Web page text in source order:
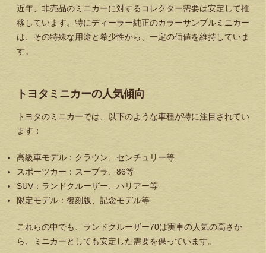
近年、非売品のミニカーに対するコレクター需要は安定して推
移しています。特にディーラー純正のカラーサンプルミニカー
は、その特殊な用途と希少性から、一定の価値を維持していま
す。
トヨタミニカーの人気傾向
トヨタのミニカーでは、以下のような車種が特に注目されてい
ます：
高級車モデル ：クラウン、センチュリー等
スポーツカー ：スープラ、86等
SUV：ランドクルーザー、ハリアー等
限定モデル ：復刻版、記念モデル等
これらの中でも、ランドクルーザー70は実車の人気の高さか
ら、ミニカーとしても安定した需要を保っています。